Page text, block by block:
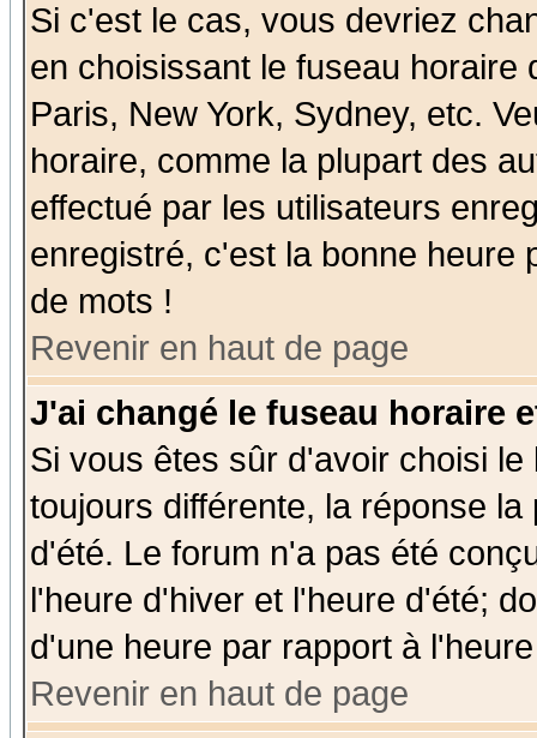
Si c'est le cas, vous devriez
en choisissant le fuseau
Paris, New York, Sydney, etc.
horaire, comme la plupart des
effectué par les utilisateurs
enregistré, c'est la bonne heure
de mots !
Revenir en haut de page
J'ai changé le fuseau horaire
Si vous êtes sûr d'avoir choisi
toujours différente, la réponse
d'été. Le forum n'a pas été
l'heure d'hiver et l'heure d'été;
d'une heure par rapport à
Revenir en haut de page